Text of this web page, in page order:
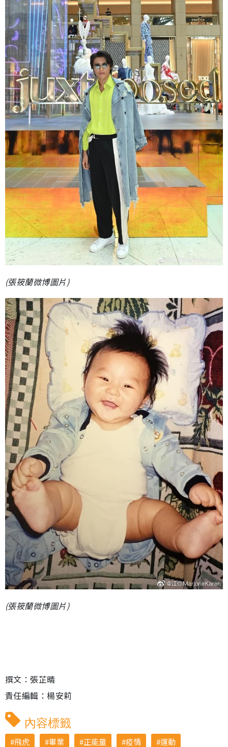
(張筱蘭微博圖片)
(張筱蘭微博圖片)
撰文：張芷晴
責任編輯：楊安莉
內容標籤
飛虎 畢業 正能量 疫情 運動